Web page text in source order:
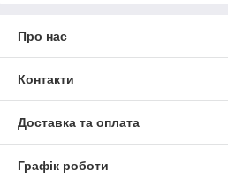
Про нас
Контакти
Доставка та оплата
Графік роботи